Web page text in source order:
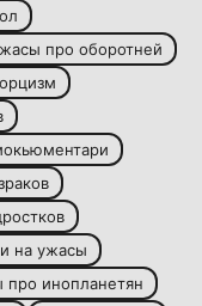
про оборотней
на ужасы
про инопланетян